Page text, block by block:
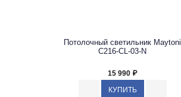
Потолочный светильник Maytoni
C216-CL-03-N
15 990 ₽